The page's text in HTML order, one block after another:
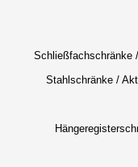
Schließfachschränke
Stahlschränke /